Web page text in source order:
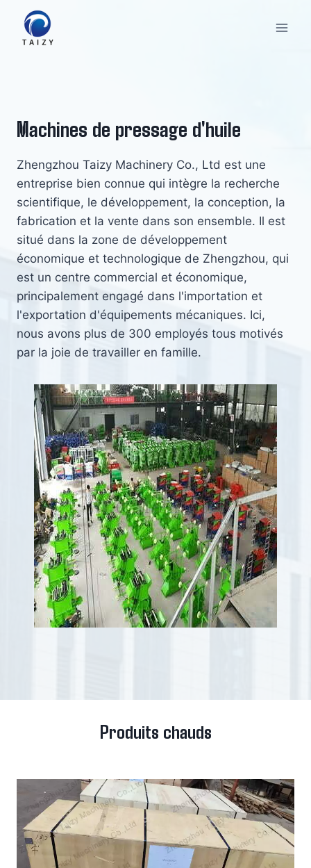
contenu
Machines de pressage d'huile
Zhengzhou Taizy Machinery Co., Ltd est une
entreprise bien connue qui intègre la recherche
scientifique, le développement, la conception, la
fabrication et la vente dans son ensemble. Il est
situé dans la zone de développement
économique et technologique de Zhengzhou, qui
est un centre commercial et économique,
principalement engagé dans l'importation et
l'exportation d'équipements mécaniques. Ici,
nous avons plus de 300 employés tous motivés
par la joie de travailler en famille.
Produits chauds